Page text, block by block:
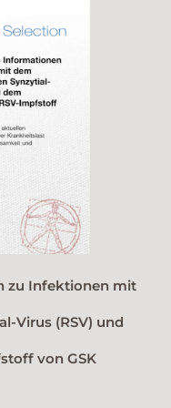
zu Infektionen mit
Virus (RSV) und
von GSK